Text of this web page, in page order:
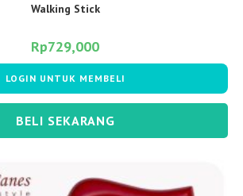
Walking Stick
Rp729,000
LOGIN UNTUK MEMBELI
BELI SEKARANG